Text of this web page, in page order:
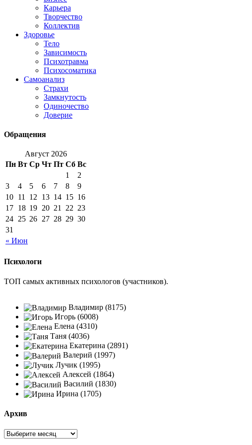
Карьера
Творчество
Коллектив
Здоровье
Тело
Зависимость
Психотравма
Психосоматика
Самоанализ
Страхи
Замкнутость
Одиночество
Доверие
Обращения
Август 2026
Пн Вт Ср Чт Пт Сб Вс
« Июн
1
2
3
4 5 6 7 8
9
10 11 12 13 14 15 16
17 18 19 20 21 22 23
24 25 26 27 28 29 30
31
Психологи
ТОП самых активных психологов (участников).
Владимир (8175)
Игорь (6008)
Елена (4310)
Таня (4036)
Екатерина (2891)
Валерий (1997)
Лучик (1995)
Алексей (1864)
Василий (1830)
Ирина (1705)
Архив